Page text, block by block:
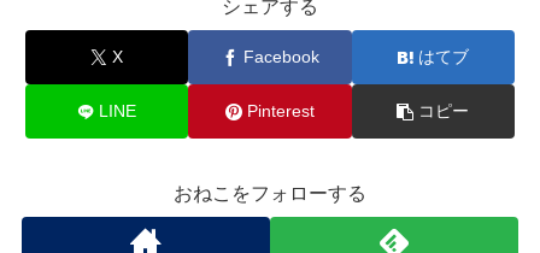
シェアする
X Facebook はてブ
LINE Pinterest コピー
おねこをフォローする